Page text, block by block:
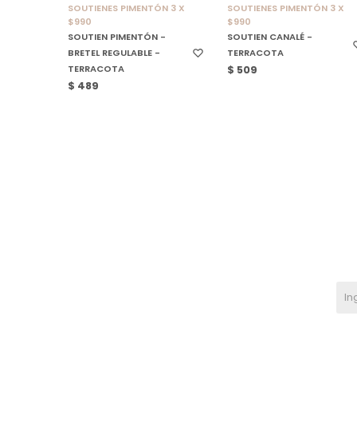
SOUTIENES PIMENTÓN 3 X
$990
SOUTIEN PIMENTÓN -
BRETEL REGULABLE -
TERRACOTA
$ 489
SOUTIENES PIMENTÓN 3 X
$990
SOUTIEN CANALÉ -
TERRACOTA
$ 509